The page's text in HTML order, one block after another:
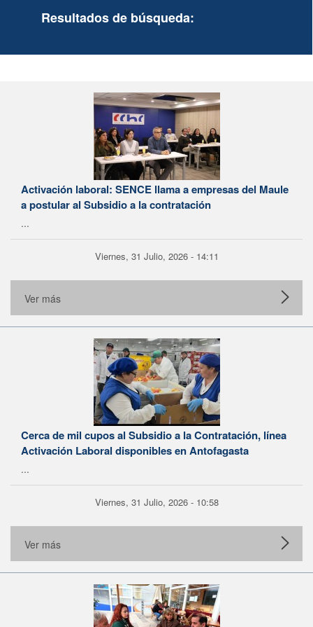
Resultados de búsqueda:
Activación laboral: SENCE llama a empresas del Maule
a postular al Subsidio a la contratación
...
Viernes, 31 Julio, 2026 - 14:11
Ver más
Cerca de mil cupos al Subsidio a la Contratación, línea
Activación Laboral disponibles en Antofagasta
...
Viernes, 31 Julio, 2026 - 10:58
Ver más